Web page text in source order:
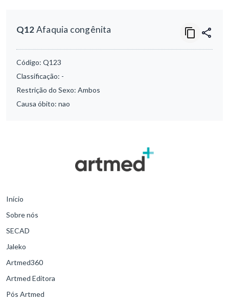
Q12Afaquia congênita
Código: Q123
Classificação: -
Restrição do Sexo: Ambos
Causa óbito: nao
Início
Sobre nós
SECAD
Jaleko
Artmed360
Artmed Editora
Pós Artmed